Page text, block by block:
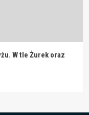
W tle Żurek oraz